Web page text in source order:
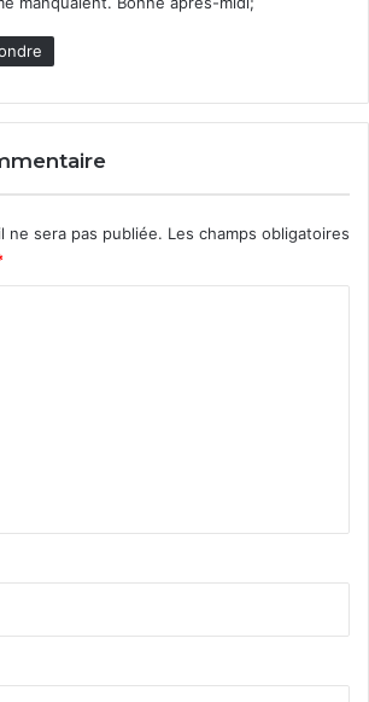
ne sera pas publiée. Les champs obligatoires